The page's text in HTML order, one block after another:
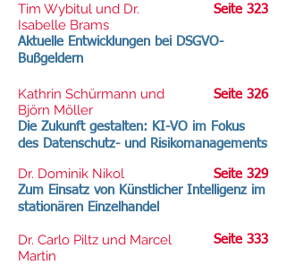
Tim Wybitul und Dr.
Isabelle Brams
Aktuelle Entwicklungen bei DSGVO-
Bußgeldern
Seite 323
Kathrin Schürmann und
Björn Möller
Seite 326
Die Zukunft gestalten: KI-VO im Fokus
des Datenschutz- und Risikomanagements
Seite 329
Dr. Dominik Nikol
Zum Einsatz von Künstlicher Intelligenz im
stationären Einzelhandel
Dr. Carlo Piltz und Marcel
Martin
Seite 333